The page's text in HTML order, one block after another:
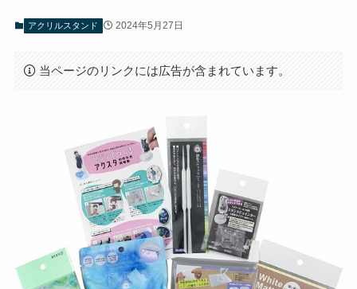
アクリルスタンド 2024年5月27日
当ページのリンクには広告が含まれています。